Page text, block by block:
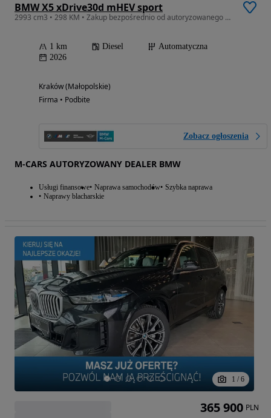
BMW X5 xDrive30d mHEV sport
2993 cm3 • 298 KM • Zakup bezpośrednio od autoryzowanego dealera, dostępny od ręki!
1 km Diesel
Automatyczna
2026
Kraków (Małopolskie)
Firma • Podbite
Zobacz ogłoszenia
M-CARS AUTORYZOWANY DEALER BMW
Usługi finansowe Naprawa samochodów Szybka naprawa
Naprawy blacharskie
1 / 6
365 900 PLN